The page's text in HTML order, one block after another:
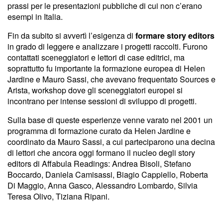
prassi per le presentazioni pubbliche di cui non c’erano
esempi in Italia.
Fin da subito si avvertì l’esigenza di formare story editors
in grado di leggere e analizzare i progetti raccolti. Furono
contattati sceneggiatori e lettori di case editrici, ma
soprattutto fu importante la formazione europea di Helen
Jardine e Mauro Sassi, che avevano frequentato Sources e
Arista, workshop dove gli sceneggiatori europei si
incontrano per intense sessioni di sviluppo di progetti.
Sulla base di queste esperienze venne varato nel 2001 un
programma di formazione curato da Helen Jardine e
coordinato da Mauro Sassi, a cui parteciparono una decina
di lettori che ancora oggi formano il nucleo degli story
editors di Affabula Readings: Andrea Bisoli, Stefano
Boccardo, Daniela Camisassi, Biagio Cappiello, Roberta
Di Maggio, Anna Gasco, Alessandro Lombardo, Silvia
Teresa Olivo, Tiziana Ripani.